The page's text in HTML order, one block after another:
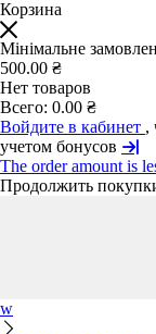
Корзина
Мінімальне
500.00 ₴
Нет товаров
Всего: 0.00 ₴
Войдите в кабинет ,
учетом бонусов
The order amount is
Продолжить
w